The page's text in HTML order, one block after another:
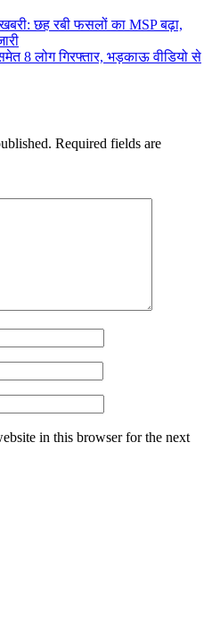
छह रबी फसलों का MSP बढ़ा,
8 लोग गिरफ्तार, भड़काऊ वीडियो से
Required fields are
in this browser for the next